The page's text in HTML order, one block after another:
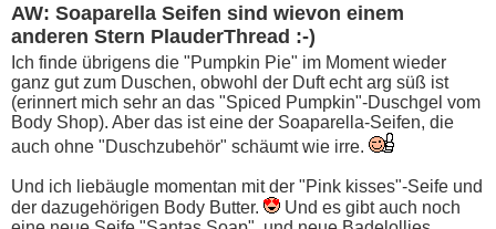
AW: Soaparella Seifen sind wievon einem
anderen Stern PlauderThread :-)
Ich finde übrigens die "Pumpkin Pie" im Moment wieder
ganz gut zum Duschen, obwohl der Duft echt arg süß ist
(erinnert mich sehr an das "Spiced Pumpkin"-Duschgel vom
Body Shop). Aber das ist eine der Soaparella-Seifen, die
auch ohne "Duschzubehör" schäumt wie irre.
Und ich liebäugle momentan mit der "Pink kisses"-Seife und
der dazugehörigen Body Butter.
Und es gibt auch noch